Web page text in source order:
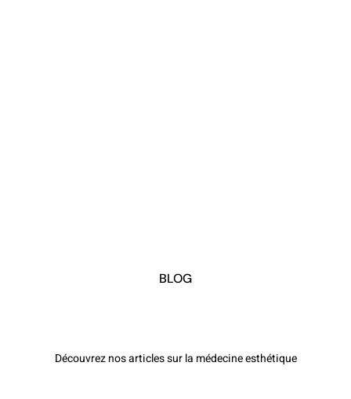
BLOG
Découvrez nos articles sur la médecine esthétique